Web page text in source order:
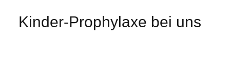
Kinder-Prophylaxe bei uns